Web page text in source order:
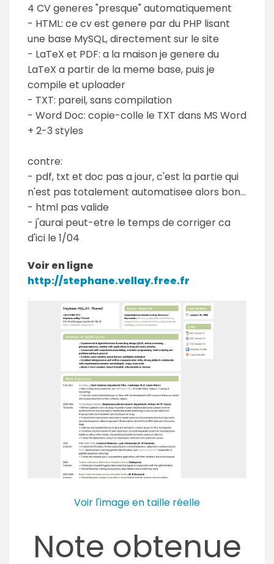
4 CV generes "presque" automatiquement
- HTML: ce cv est genere par du PHP lisant
une base MySQL, directement sur le site
- LaTeX et PDF: a la maison je genere du
LaTeX a partir de la meme base, puis je
compile et uploader
- TXT: pareil, sans compilation
- Word Doc: copie-colle le TXT dans MS Word
+ 2-3 styles
contre:
- pdf, txt et doc pas a jour, c'est la partie qui
n'est pas totalement automatisee alors bon...
- html pas valide
- j'aurai peut-etre le temps de corriger ca
d'ici le 1/04
Voir en ligne
http://stephane.vellay.free.fr
Voir l'image en taille réelle
Note obtenue